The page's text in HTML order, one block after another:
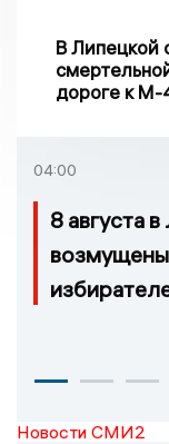
В Липецкой
дороге к
04:00
8 августа
Новости СМИ2